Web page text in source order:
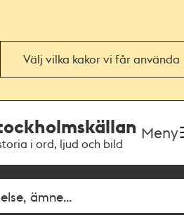
Välj vilka kakor vi får använda
i ord, ljud och bild
Meny